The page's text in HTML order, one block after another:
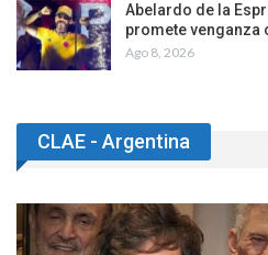
Abelardo de la
promete
Ago 8, 2026
CLAE - Argentina